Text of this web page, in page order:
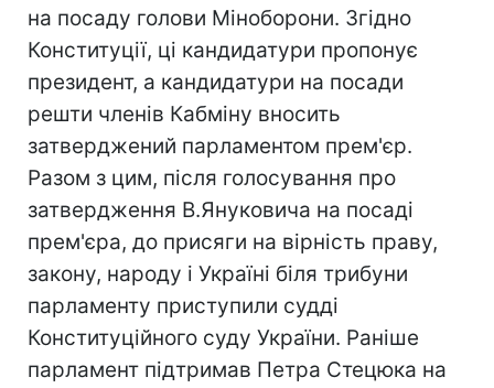
на посаду голови Міноборони. Згідно
Конституції, ці кандидатури пропонує
президент, а кандидатури на посади
решти членів Кабміну вносить
затверджений парламентом прем'єр.
Разом з цим, після голосування про
затвердження В.Януковича на посаді
прем'єра, до присяги на вірність праву,
закону, народу і Україні біля трибуни
парламенту приступили судді
Конституційного суду України. Раніше
парламент підтримав Петра Стецюка на